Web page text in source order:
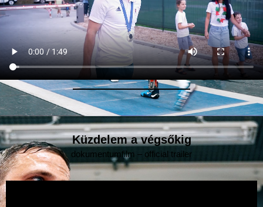
Küzdelem a végsőkig
dokumentumfilm – official trailer